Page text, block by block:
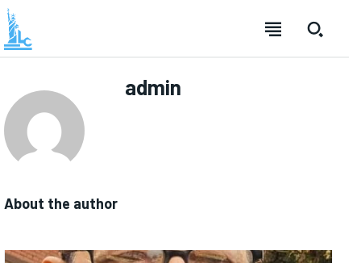
admin
About the author